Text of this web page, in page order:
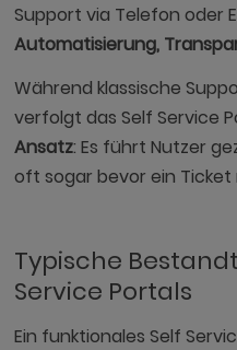
Support via Telefon oder
Automatisierung,
Während klassische
verfolgt das Self Service
Ansatz: Es führt Nutzer
oft sogar bevor ein Ticket
Typische
Service Portals
Ein funktionales Self